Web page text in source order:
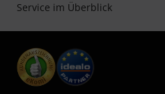
Service im Überblick